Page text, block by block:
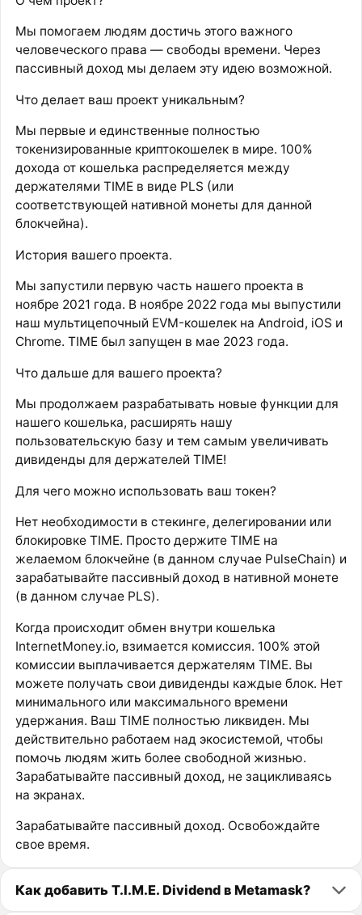
Мы помогаем людям достичь этого важного
человеческого права — свободы времени. Через
пассивный доход мы делаем эту идею возможной.
Что делает ваш проект уникальным?
Мы первые и единственные полностью
токенизированные криптокошелек в мире. 100%
дохода от кошелька распределяется между
держателями TIME в виде PLS (или
соответствующей нативной монеты для данной
блокчейна).
История вашего проекта.
Мы запустили первую часть нашего проекта в
ноябре 2021 года. В ноябре 2022 года мы выпустили
наш мультицепочный EVM-кошелек на Android, iOS и
Chrome. TIME был запущен в мае 2023 года.
Что дальше для вашего проекта?
Мы продолжаем разрабатывать новые функции для
нашего кошелька, расширять нашу
пользовательскую базу и тем самым увеличивать
дивиденды для держателей TIME!
Для чего можно использовать ваш токен?
Нет необходимости в стекинге, делегировании или
блокировке TIME. Просто держите TIME на
желаемом блокчейне (в данном случае PulseChain) и
зарабатывайте пассивный доход в нативной монете
(в данном случае PLS).
Когда происходит обмен внутри кошелька
InternetMoney.io, взимается комиссия. 100% этой
комиссии выплачивается держателям TIME. Вы
можете получать свои дивиденды каждые блок. Нет
минимального или максимального времени
удержания. Ваш TIME полностью ликвиден. Мы
действительно работаем над экосистемой, чтобы
помочь людям жить более свободной жизнью.
Зарабатывайте пассивный доход, не зацикливаясь
на экранах.
Зарабатывайте пассивный доход. Освобождайте
свое время.
Как добавить T.I.M.E. Dividend в Metamask?